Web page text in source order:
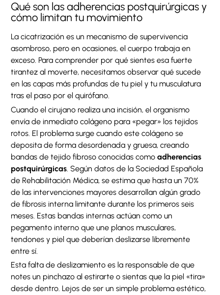
Qué son las adherencias postquirúrgicas y
cómo limitan tu movimiento
La cicatrización es un mecanismo de supervivencia
asombroso, pero en ocasiones, el cuerpo trabaja en
exceso. Para comprender por qué sientes esa fuerte
tirantez al moverte, necesitamos observar qué sucede
en las capas más profundas de tu piel y tu musculatura
tras el paso por el quirófano.
Cuando el cirujano realiza una incisión, el organismo
envía de inmediato colágeno para «pegar» los tejidos
rotos. El problema surge cuando este colágeno se
deposita de forma desordenada y gruesa, creando
bandas de tejido fibroso conocidas comoadherencias
postquirúrgicas . Según datos de la Sociedad Española
de Rehabilitación Médica, se estima que hasta un 70%
de las intervenciones mayores desarrollan algún grado
de fibrosis interna limitante durante los primeros seis
meses. Estas bandas internas actúan como un
pegamento interno que une planos musculares,
tendones y piel que deberían deslizarse libremente
entre sí.
Esta falta de deslizamiento es la responsable de que
notes un pinchazo al estirarte o sientas que la piel «tira»
desde dentro. Lejos de ser un simple problema estético,